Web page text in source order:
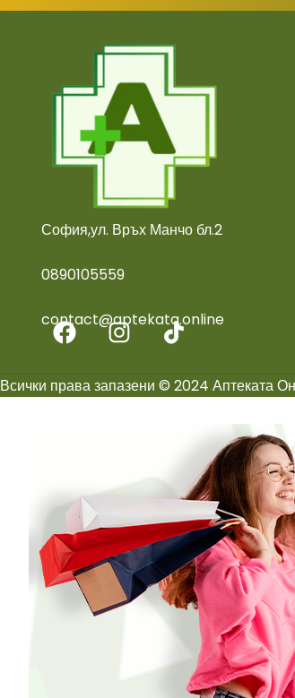
София,ул. Връх Манчо бл.2
0890105559
contact@aptekata.online
Всички права запазени © 2024 Аптеката